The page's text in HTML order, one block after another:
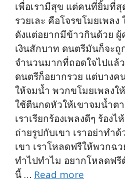
เพื่อเรามีสุข แต่คนที่ยิ้มที่สุ
รวยเละ คือโจรขโมยเพล
ดังแต่อยากมีข้าวกินด้วย
เงินสักบาท ดนตรีมันก็จะ
จำนวนมากที่ถอดใจไปแล้
ดนตรีก็อยากรวย แต่บางค
ให้จมน้ำ พวกขโมยเพลง
ใช้ตีนกดหัวให้เขาจมน้ำต
เราเรียกร้องเพลงดีๆ ร้อง
ถ่ายรูปกับเขา เราอย่าทำ
เขา เราโหลดฟรีให้พวกฉ
ทำไปทำไม อยากโหลดฟรี
นี้ … Read more